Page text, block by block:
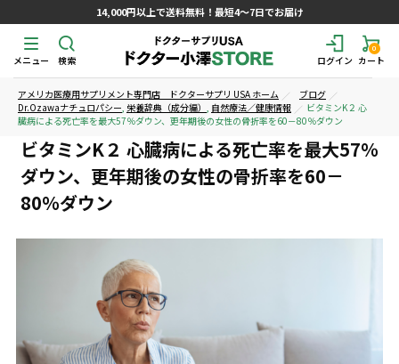
14,000円以上で送料無料！最短4～7日でお届け
ログイン
0
カート
検索
メニュー
アメリカ医療用サプリメント専門店 ドクターサプリ USA ホーム
ブログ
Dr.Ozawaナチュロパシー, 栄養辞典（成分編） , 自然療法／健康情報
ビタミンK２ 心
臓病による死亡率を最大57％ダウン、更年期後の女性の骨折率を60－80％ダウン
ビタミンK２ 心臓病による死亡率を最大57％
ダウン、更年期後の女性の骨折率を60－
80％ダウン